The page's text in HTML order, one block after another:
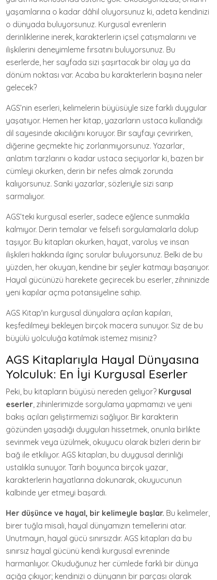
yaşamlarına o kadar dâhil oluyorsunuz ki, adeta kendinizi
o dünyada buluyorsunuz. Kurgusal evrenlerin
derinliklerine inerek, karakterlerin içsel çatışmalarını ve
ilişkilerini deneyimleme fırsatını buluyorsunuz. Bu
eserlerde, her sayfada sizi şaşırtacak bir olay ya da
dönüm noktası var. Acaba bu karakterlerin başına neler
gelecek?
AGS’nin eserleri, kelimelerin büyüsüyle size farklı duygular
yaşatıyor. Hemen her kitap, yazarların ustaca kullandığı
dil sayesinde akıcılığını koruyor. Bir sayfayı çevirirken,
diğerine geçmekte hiç zorlanmıyorsunuz. Yazarlar,
anlatım tarzlarını o kadar ustaca seçiyorlar ki, bazen bir
cümleyi okurken, derin bir nefes almak zorunda
kalıyorsunuz. Sanki yazarlar, sözleriyle sizi sarıp
sarmalıyor.
AGS’teki kurgusal eserler, sadece eğlence sunmakla
kalmıyor. Derin temalar ve felsefi sorgulamalarla dolup
taşıyor. Bu kitapları okurken, hayat, varoluş ve insan
ilişkileri hakkında ilginç sorular buluyorsunuz. Belki de bu
yüzden, her okuyan, kendine bir şeyler katmayı başarıyor.
Hayal gücünüzü harekete geçirecek bu eserler, zihninizde
yeni kapılar açma potansiyeline sahip.
AGS Kitap'ın kurgusal dünyalara açılan kapıları,
keşfedilmeyi bekleyen birçok macera sunuyor. Siz de bu
büyülü yolculuğa katılmak istemez misiniz?
AGS Kitaplarıyla Hayal Dünyasına
Yolculuk: En İyi Kurgusal Eserler
Peki, bu kitapların büyüsü nereden geliyor? Kurgusal
eserler, zihinlerimizde sorgulama yapmamızı ve yeni
bakış açıları geliştirmemizi sağlıyor. Bir karakterin
gözünden yaşadığı duyguları hissetmek, onunla birlikte
sevinmek veya üzülmek, okuyucu olarak bizleri derin bir
bağ ile etkiliyor. AGS kitapları, bu duygusal derinliği
ustalıkla sunuyor. Tarih boyunca birçok yazar,
karakterlerin hayatlarına dokunarak, okuyucunun
kalbinde yer etmeyi başardı.
Her düşünce ve hayal, bir kelimeyle başlar. Bu kelimeler,
birer tuğla misali, hayal dünyamızın temellerini atar.
Unutmayın, hayal gücü sınırsızdır. AGS kitapları da bu
sınırsız hayal gücünü kendi kurgusal evreninde
harmanlıyor. Okuduğunuz her cümlede farklı bir dünya
açığa çıkıyor; kendinizi o dünyanın bir parçası olarak